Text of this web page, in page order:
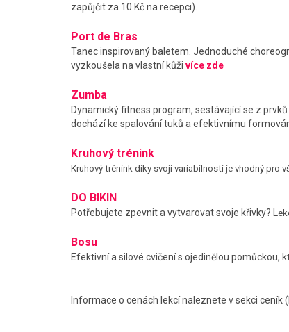
zapůjčit za 10 Kč na recepci).
Port de Bras
Tanec inspirovaný baletem. Jednoduché
vyzkoušela na vlastní kůži více zde
Zumba
Dynamický fitness program, sestávající se z
dochází ke spalování tuků a efektivnímu
Kruhový trénink
Kruhový trénink díky svojí variabilnosti je vhodný pro
DO BIKIN
Potřebujete zpevnit a vytvarovat svoje křivky? L
Bosu
Efektivní a silové cvičení s ojedinělou pomůckou,
Informace o cenách lekcí naleznete v sekci ceník